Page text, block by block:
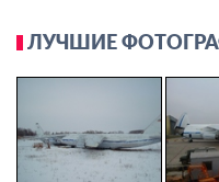
ЛУЧШИЕ